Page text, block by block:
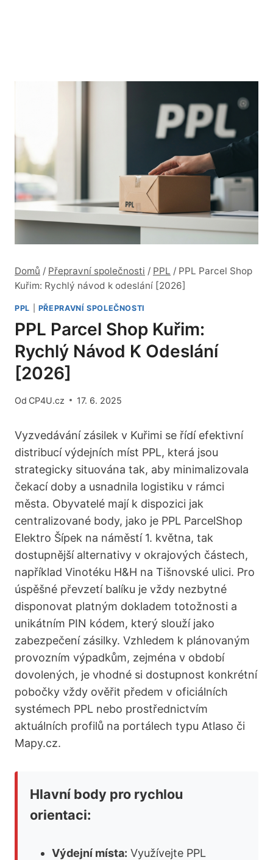
Domů / Přepravní společnosti / PPL / PPL Parcel Shop
Kuřim: Rychlý návod k odeslání [2026]
PPL PŘEPRAVNÍ SPOLEČNOSTI
PPL Parcel Shop Kuřim:
Rychlý Návod K Odeslání
[2026]
Od CP4U.cz 17. 6. 2025
Vyzvedávání zásilek v Kuřimi se řídí efektivní
distribucí výdejních míst PPL, která jsou
strategicky situována tak, aby minimalizovala
čekací doby a usnadnila logistiku v rámci
města. Obyvatelé mají k dispozici jak
centralizované body, jako je PPL ParcelShop
Elektro Šípek na náměstí 1. května, tak
dostupnější alternativy v okrajových částech,
například Vinotéku H&H na Tišnovské ulici. Pro
úspěšné převzetí balíku je vždy nezbytné
disponovat platným dokladem totožnosti a
unikátním PIN kódem, který slouží jako
zabezpečení zásilky. Vzhledem k plánovaným
provozním výpadkům, zejména v období
dovolených, je vhodné si dostupnost konkrétní
pobočky vždy ověřit předem v oficiálních
systémech PPL nebo prostřednictvím
aktuálních profilů na portálech typu Atlaso či
Mapy.cz.
Hlavní body pro rychlou
orientaci:
Výdejní místa: Využívejte PPL